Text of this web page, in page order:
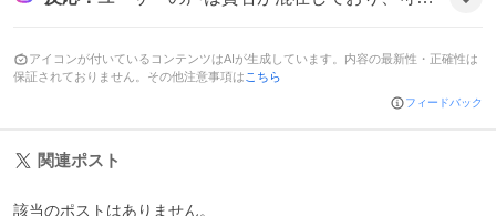
アイコンが付いているコンテンツはAIが生成しています。内容の最新性・正確性は
保証されておりません。その他注意事項は こちら
フィードバック
関連ポスト
該当のポストはありません。